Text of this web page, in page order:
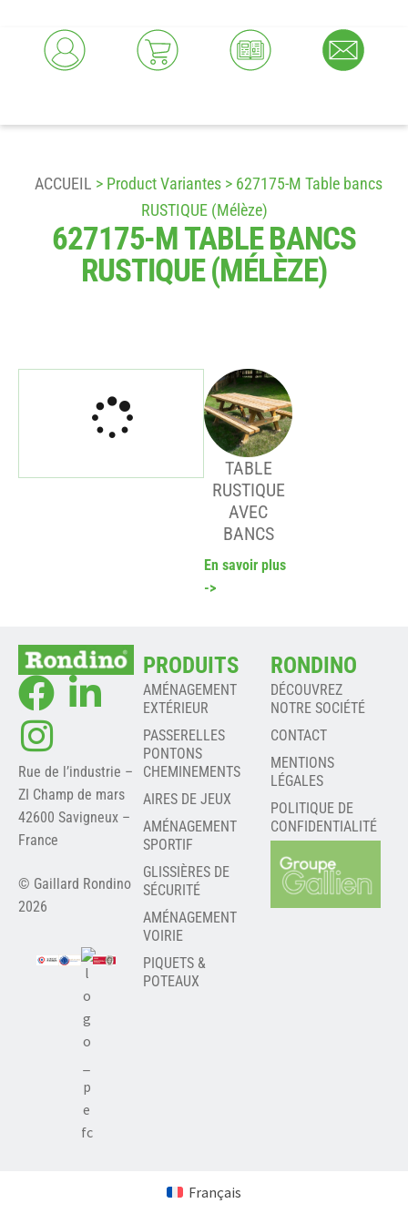
ACCUEIL > Product Variantes > 627175-M Table bancs
RUSTIQUE (Mélèze)
627175-M TABLE BANCS
RUSTIQUE (MÉLÈZE)
TABLE
RUSTIQUE
AVEC
BANCS
En savoir plus
->
Rue de l’industrie –
ZI Champ de mars
42600 Savigneux –
France
© Gaillard Rondino
2026
PRODUITS
AMÉNAGEMENT
EXTÉRIEUR
PASSERELLES
PONTONS
CHEMINEMENTS
AIRES DE JEUX
AMÉNAGEMENT
SPORTIF
GLISSIÈRES DE
SÉCURITÉ
AMÉNAGEMENT
VOIRIE
PIQUETS &
POTEAUX
RONDINO
DÉCOUVREZ
NOTRE SOCIÉTÉ
CONTACT
MENTIONS
LÉGALES
POLITIQUE DE
CONFIDENTIALITÉ
Français